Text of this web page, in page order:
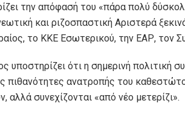
την απόφασή του «πάρα πολύ
και ριζοσπαστική Αριστερά
το ΚΚΕ Εσωτερικού, την ΕΑΡ, τον
υποστηρίζει ότι η σημερινή πολιτική
πιθανότητες ανατροπής του
αλλά συνεχίζονται «από νέο μετερίζι».